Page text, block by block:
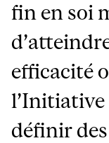
fin en soi
efficacité
l’Initiative
définir